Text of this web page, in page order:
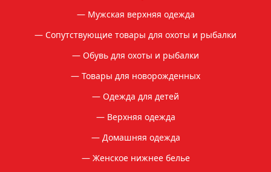
Мужская верхняя одежда
Сопутствующие товары для охоты и рыбалки
Обувь для охоты и рыбалки
Товары для новорожденных
Одежда для детей
Верхняя одежда
Домашняя одежда
Женское нижнее белье